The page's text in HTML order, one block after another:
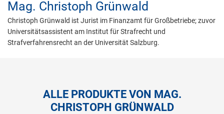
Mag. Christoph Grünwald
Christoph Grünwald ist Jurist im Finanzamt für Großbetriebe; zuvor
Universitätsassistent am Institut für Strafrecht und
Strafverfahrensrecht an der Universität Salzburg.
ALLE PRODUKTE VON MAG.
CHRISTOPH GRÜNWALD